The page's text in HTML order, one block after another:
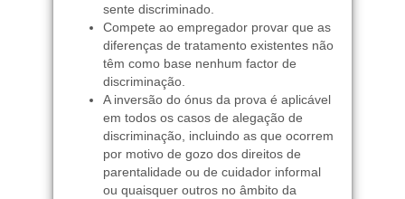
sente discriminado.
Compete ao empregador provar que as
diferenças de tratamento existentes não
têm como base nenhum factor de
discriminação.
A inversão do ónus da prova é aplicável
em todos os casos de alegação de
discriminação, incluindo as que ocorrem
por motivo de gozo dos direitos de
parentalidade ou de cuidador informal
ou quaisquer outros no âmbito da